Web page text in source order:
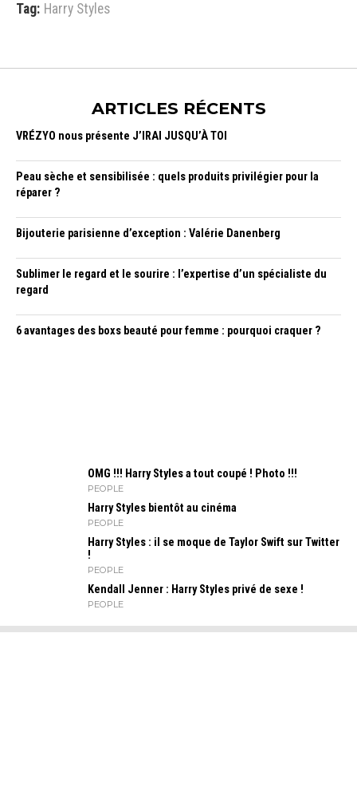
Tag: Harry Styles
ARTICLES RÉCENTS
VRÉZYO nous présente J’IRAI JUSQU’À TOI
Peau sèche et sensibilisée : quels produits privilégier pour la
réparer ?
Bijouterie parisienne d’exception : Valérie Danenberg
Sublimer le regard et le sourire : l’expertise d’un spécialiste du
regard
6 avantages des boxs beauté pour femme : pourquoi craquer ?
OMG !!! Harry Styles a tout coupé ! Photo !!!
PEOPLE
Harry Styles bientôt au cinéma
PEOPLE
Harry Styles : il se moque de Taylor Swift sur Twitter
!
PEOPLE
Kendall Jenner : Harry Styles privé de sexe !
PEOPLE